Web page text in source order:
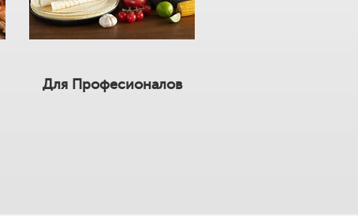
Для Професионалов